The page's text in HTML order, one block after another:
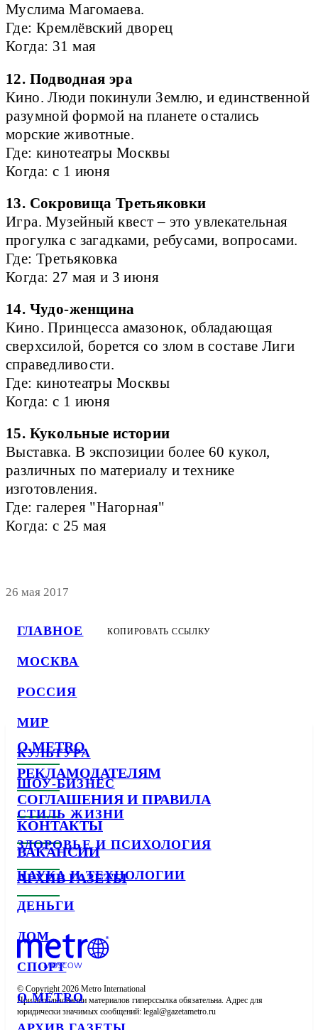
ГЛАВНОЕ
МОСКВА
РОССИЯ
МИР
КУЛЬТУРА
ШОУ-БИЗНЕС
СТИЛЬ ЖИЗНИ
ЗДОРОВЬЕ И ПСИХОЛОГИЯ
НАУКА И ТЕХНОЛОГИИ
ДЕНЬГИ
ДОМ
СПОРТ
О METRO
Муслима Магомаева.
Где: Кремлёвский дворец
Когда: 31 мая
12. Подводная эра
Кино. Люди покинули Землю, и единственной
разумной формой на планете остались
морские животные.
Где: кинотеатры Москвы
Когда: с 1 июня
13. Сокровища Третьяковки
Игра. Музейный квест – это увлекательная
прогулка с загадками, ребусами, вопросами.
Где: Третьяковка
Когда: 27 мая и 3 июня
14. Чудо-женщина
Кино. Принцесса амазонок, обладающая
сверхсилой, борется со злом в составе Лиги
справедливости.
Где: кинотеатры Москвы
Когда: с 1 июня
15. Кукольные истории
Выставка. В экспозиции более 60 кукол,
различных по материалу и технике
изготовления.
Где: галерея "Нагорная"
Когда: с 25 мая
26 мая 2017
КОПИРОВАТЬ ССЫЛКУ
О METRO
РЕКЛАМОДАТЕЛЯМ
СОГЛАШЕНИЯ И ПРАВИЛА
КОНТАКТЫ
ВАКАНСИИ
АРХИВ ГАЗЕТЫ
© Copyright 2026 Metro International
При использовании материалов гиперссылка обязательна. Адрес для
юридически значимых сообщений: